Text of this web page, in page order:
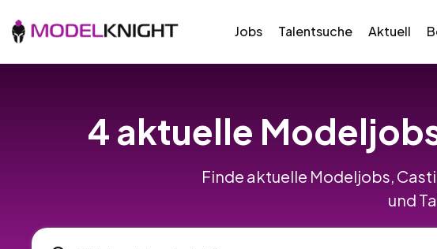
Jobs Talentsuche Aktuell
4 aktuelle
Finde aktuelle Modeljobs,
und